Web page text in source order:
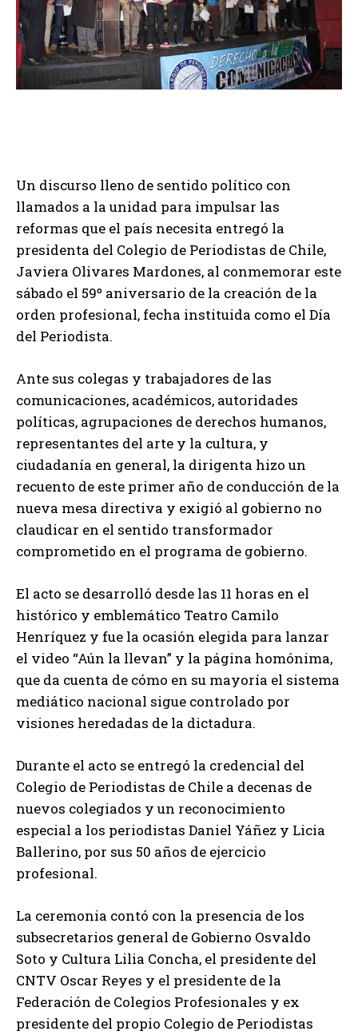
Un discurso lleno de sentido político con
llamados a la unidad para impulsar las
reformas que el país necesita entregó la
presidenta del Colegio de Periodistas de Chile,
Javiera Olivares Mardones, al conmemorar este
sábado el 59º aniversario de la creación de la
orden profesional, fecha instituida como el Día
del Periodista.
Ante sus colegas y trabajadores de las
comunicaciones, académicos, autoridades
políticas, agrupaciones de derechos humanos,
representantes del arte y la cultura, y
ciudadanía en general, la dirigenta hizo un
recuento de este primer año de conducción de la
nueva mesa directiva y exigió al gobierno no
claudicar en el sentido transformador
comprometido en el programa de gobierno.
El acto se desarrolló desde las 11 horas en el
histórico y emblemático Teatro Camilo
Henríquez y fue la ocasión elegida para lanzar
el video “Aún la llevan” y la página homónima,
que da cuenta de cómo en su mayoría el sistema
mediático nacional sigue controlado por
visiones heredadas de la dictadura.
Durante el acto se entregó la credencial del
Colegio de Periodistas de Chile a decenas de
nuevos colegiados y un reconocimiento
especial a los periodistas Daniel Yáñez y Licia
Ballerino, por sus 50 años de ejercicio
profesional.
La ceremonia contó con la presencia de los
subsecretarios general de Gobierno Osvaldo
Soto y Cultura Lilia Concha, el presidente del
CNTV Oscar Reyes y el presidente de la
Federación de Colegios Profesionales y ex
presidente del propio Colegio de Periodistas